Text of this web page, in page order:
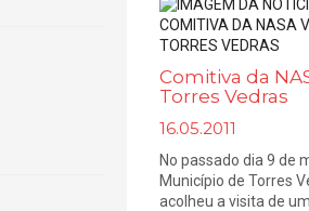
Comitiva da
Torres Vedras
16.05.2011
No passado dia 9 de
Município de Torres
acolheu a visita de